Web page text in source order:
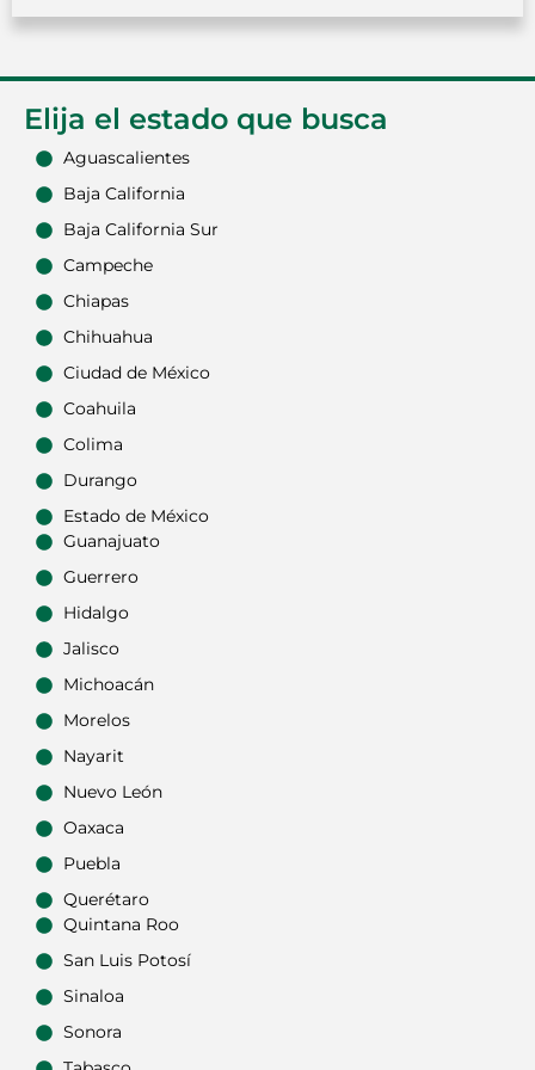
Elija el estado que busca
Aguascalientes
Baja California
Baja California Sur
Campeche
Chiapas
Chihuahua
Ciudad de México
Coahuila
Colima
Durango
Estado de México
Guanajuato
Guerrero
Hidalgo
Jalisco
Michoacán
Morelos
Nayarit
Nuevo León
Oaxaca
Puebla
Querétaro
Quintana Roo
San Luis Potosí
Sinaloa
Sonora